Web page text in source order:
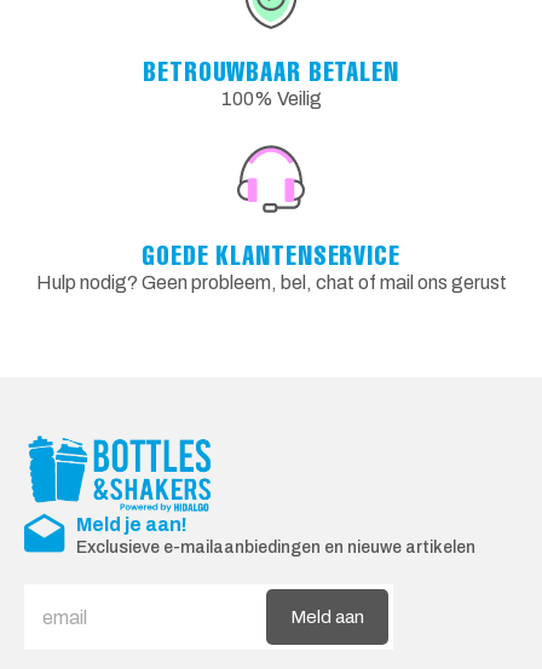
BETROUWBAAR BETALEN
100% Veilig
GOEDE KLANTENSERVICE
Hulp nodig? Geen probleem, bel, chat of mail ons gerust
Meld je aan!
Exclusieve e-mailaanbiedingen en nieuwe artikelen
Meld aan